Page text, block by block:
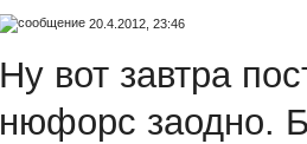
20.4.2012, 23:46
Ну вот завтра
нюфорс заодно.